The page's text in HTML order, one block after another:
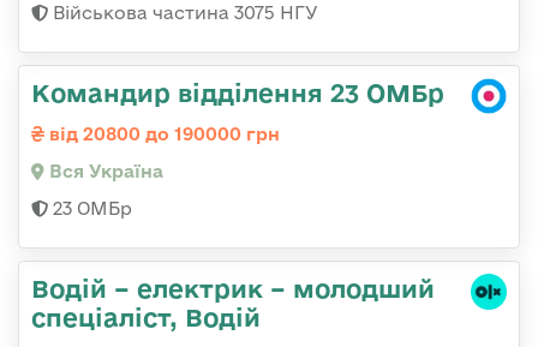
Військова частина 3075 НГУ
Командир відділення 23 ОМБр
від 20800 до 190000 грн
Вся Україна
23 ОМБр
Водій – електрик – молодший
спеціаліст, Водій